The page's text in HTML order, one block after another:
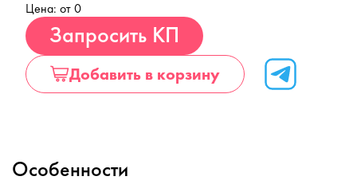
Цена: от 0
Запросить КП
Добавить в корзину
Особенности